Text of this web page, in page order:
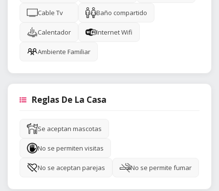
Cable Tv Baño compartido
Calentador Internet Wifi
Ambiente Familiar
Reglas De La Casa
Se aceptan mascotas
No se permiten visitas
No se aceptan parejas No se permite fumar